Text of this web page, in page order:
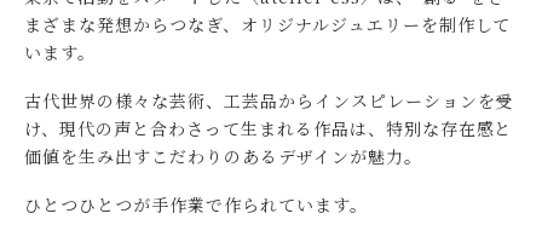
まざまな発想からつなぎ、オリジナルジュエリーを制作して
います。
古代世界の様々な芸術、工芸品からインスピレーションを受
け、現代の声と合わさって生まれる作品は、特別な存在感と
価値を生み出すこだわりのあるデザインが魅力。
ひとつひとつが手作業で作られています。